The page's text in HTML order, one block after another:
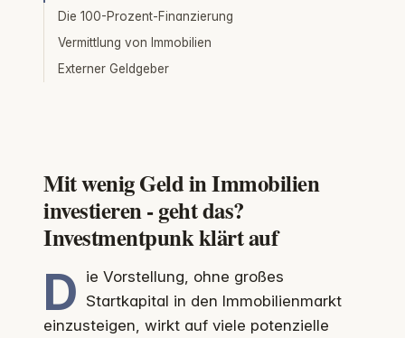
Die 100-Prozent-Finanzierung
Vermittlung von Immobilien
Externer Geldgeber
Mit wenig Geld in Immobilien
investieren - geht das?
Investmentpunk klärt auf
D ie Vorstellung, ohne großes
Startkapital in den Immobilienmarkt
einzusteigen, wirkt auf viele potenzielle